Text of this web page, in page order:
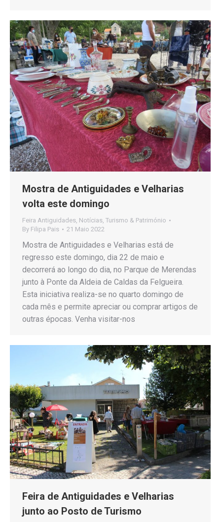
Mostra de Antiguidades e Velharias
volta este domingo
Feira Antiguidades Notícias Turismo & Património
By Filipa Pais 21 Maio 2022
Mostra de Antiguidades e Velharias está de
regresso este domingo, dia 22 de maio e
decorrerá ao longo do dia, no Parque de Merendas
junto à Ponte da Aldeia de Caldas da Felgueira.
Esta iniciativa realiza-se no quarto domingo de
cada mês e permite apreciar ou comprar artigos de
outras épocas. Venha visitar-nos
Feira de Antiguidades e Velharias
junto ao Posto de Turismo